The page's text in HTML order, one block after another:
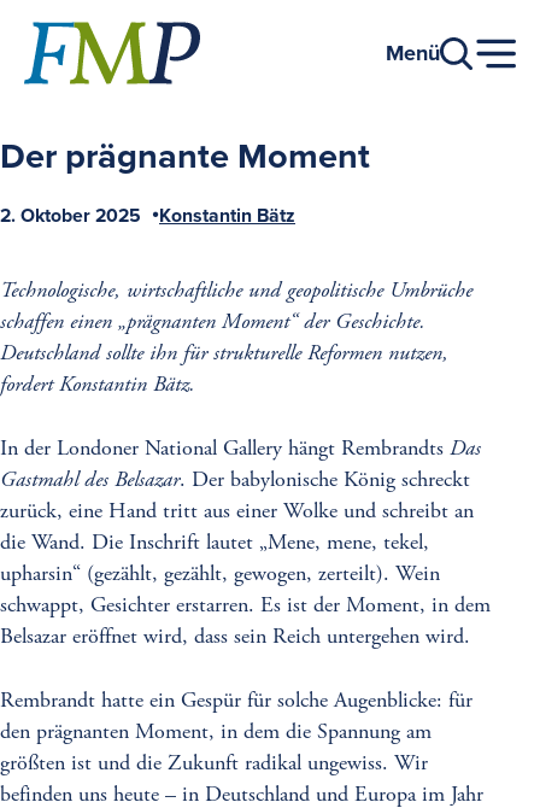
Hauptinhalt
Menü
Der prägnante Moment
Veröffentlicht
2. Oktober 2025 Autor
Konstantin Bätz
Technologische, wirtschaftliche und geopolitische Umbrüche
schaffen einen „prägnanten Moment“ der Geschichte.
Deutschland sollte ihn für strukturelle Reformen nutzen,
fordert Konstantin Bätz.
In der Londoner National Gallery hängt Rembrandts Das
Gastmahl des Belsazar. Der babylonische König schreckt
zurück, eine Hand tritt aus einer Wolke und schreibt an
die Wand. Die Inschrift lautet „Mene, mene, tekel,
upharsin“ (gezählt, gezählt, gewogen, zerteilt). Wein
schwappt, Gesichter erstarren. Es ist der Moment, in dem
Belsazar eröffnet wird, dass sein Reich untergehen wird.
Rembrandt hatte ein Gespür für solche Augenblicke: für
den prägnanten Moment, in dem die Spannung am
größten ist und die Zukunft radikal ungewiss. Wir
befinden uns heute – in Deutschland und Europa im Jahr